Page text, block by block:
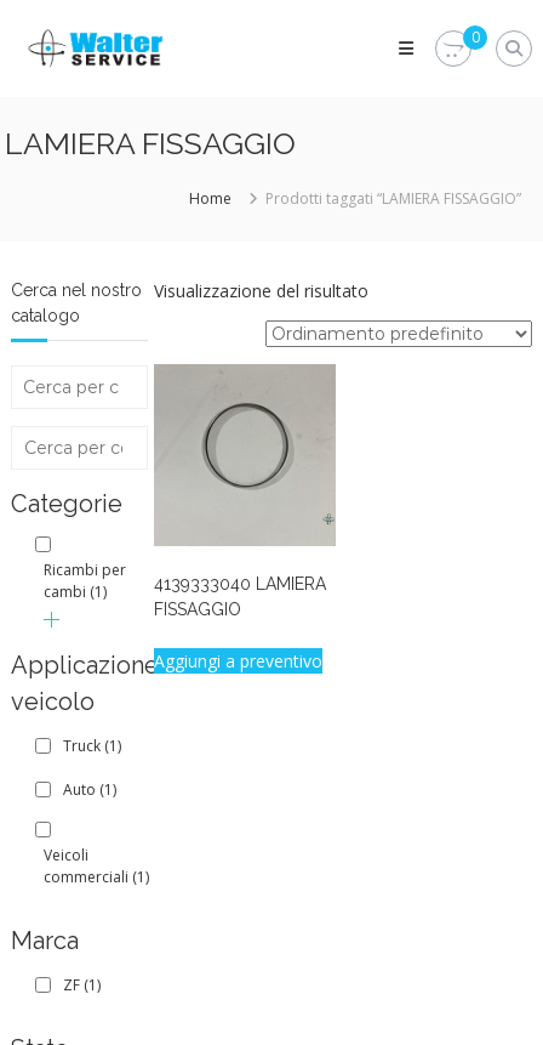
content
Walter
Service
parti
Walter
Service
Srl
0
LAMIERA FISSAGGIO
Home Prodotti taggati “LAMIERA FISSAGGIO”
Visualizzazione del risultato
4139333040 LAMIERA
FISSAGGIO
Aggiungi a preventivo
Cerca nel nostro
catalogo
Categorie
Ricambi per
cambi (1)
Applicazione
veicolo
Truck (1)
Auto (1)
Veicoli
commerciali (1)
Marca
ZF (1)